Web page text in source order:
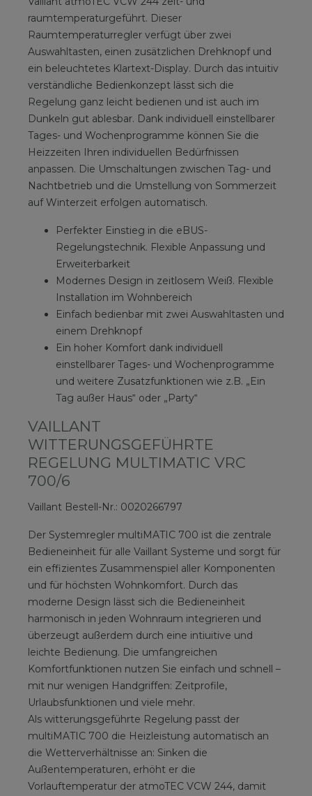
raumtemperaturgeführt. Dieser
Raumtemperaturregler verfügt über zwei
Auswahltasten, einen zusätzlichen Drehknopf und
ein beleuchtetes Klartext-Display. Durch das intuitiv
verständliche Bedienkonzept lässt sich die
Regelung ganz leicht bedienen und ist auch im
Dunkeln gut ablesbar. Dank individuell einstellbarer
Tages- und Wochenprogramme können Sie die
Heizzeiten Ihren individuellen Bedürfnissen
anpassen. Die Umschaltungen zwischen Tag- und
Nachtbetrieb und die Umstellung von Sommerzeit
auf Winterzeit erfolgen automatisch.
Perfekter Einstieg in die eBUS-
Regelungstechnik. Flexible Anpassung und
Erweiterbarkeit
Modernes Design in zeitlosem Weiß. Flexible
Installation im Wohnbereich
Einfach bedienbar mit zwei Auswahltasten und
einem Drehknopf
Ein hoher Komfort dank individuell
einstellbarer Tages- und Wochenprogramme
und weitere Zusatzfunktionen wie z.B. „Ein
Tag außer Haus‟ oder „Party‟
VAILLANT
WITTERUNGSGEFÜHRTE
REGELUNG MULTIMATIC VRC
700/6
Vaillant Bestell-Nr.: 0020266797
Der Systemregler multiMATIC 700 ist die zentrale
Bedieneinheit für alle Vaillant Systeme und sorgt für
ein effizientes Zusammenspiel aller Komponenten
und für höchsten Wohnkomfort. Durch das
moderne Design lässt sich die Bedieneinheit
harmonisch in jeden Wohnraum integrieren und
überzeugt außerdem durch eine intiuitive und
leichte Bedienung. Die umfangreichen
Komfortfunktionen nutzen Sie einfach und schnell –
mit nur wenigen Handgriffen: Zeitprofile,
Urlaubsfunktionen und viele mehr.
Als witterungsgeführte Regelung passt der
multiMATIC 700 die Heizleistung automatisch an
die Wetterverhältnisse an: Sinken die
Außentemperaturen, erhöht er die
Vorlauftemperatur der atmoTEC VCW 244, damit